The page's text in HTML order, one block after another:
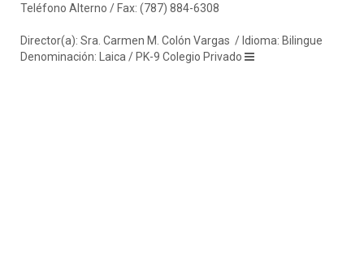
Teléfono Alterno / Fax: (787) 884-6308
Director(a): Sra. Carmen M. Colón Vargas / Idioma: Bilingue
Denominación: Laica / PK-9 Colegio Privado